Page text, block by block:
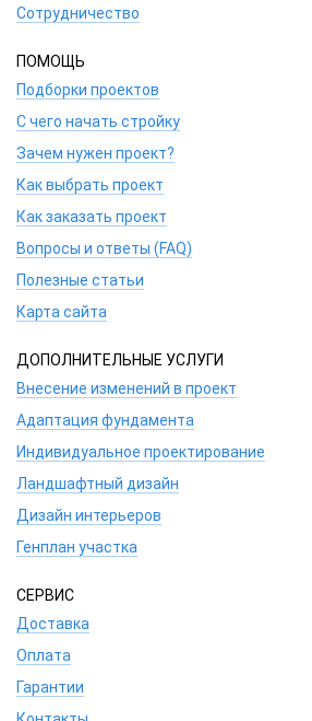
Сотрудничество
ПОМОЩЬ
Подборки проектов
С чего начать стройку
Зачем нужен проект?
Как выбрать проект
Как заказать проект
Вопросы и ответы (FAQ)
Полезные статьи
Карта сайта
ДОПОЛНИТЕЛЬНЫЕ УСЛУГИ
Внесение изменений в проект
Адаптация фундамента
Индивидуальное проектирование
Ландшафтный дизайн
Дизайн интерьеров
Генплан участка
СЕРВИС
Доставка
Оплата
Гарантии